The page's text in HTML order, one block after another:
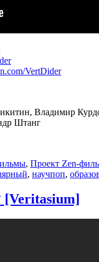
VertDider
Владимир
Штанг
, Проект Zen-
, научпоп,
[Veritasium]